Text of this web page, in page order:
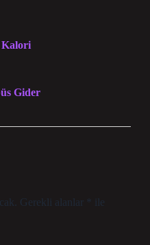
Kalori
Gider
Gerekli alanlar
ile